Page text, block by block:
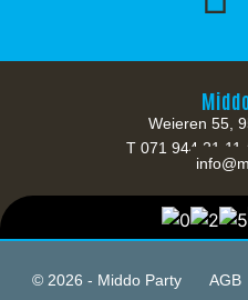
Weieren 55,
T 071 944 21 11
© 2026 - Middo Party AGB